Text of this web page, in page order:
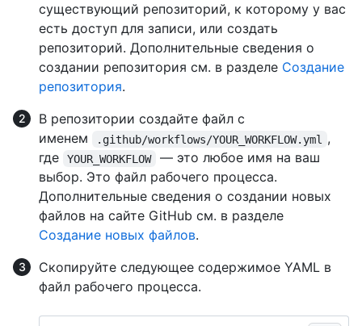
существующий репозиторий, к которому у вас
есть доступ для записи, или создать
репозиторий. Дополнительные сведения о
создании репозитория см. в разделе Создание
репозитория.
В репозитории создайте файл с
именем
.github/workflows/YOUR_WORKFLOW.yml
,
где
YOUR_WORKFLOW
— это любое имя на ваш
выбор. Это файл рабочего процесса.
Дополнительные сведения о создании новых
файлов на сайте GitHub см. в разделе
Создание новых файлов.
Скопируйте следующее содержимое YAML в
файл рабочего процесса.